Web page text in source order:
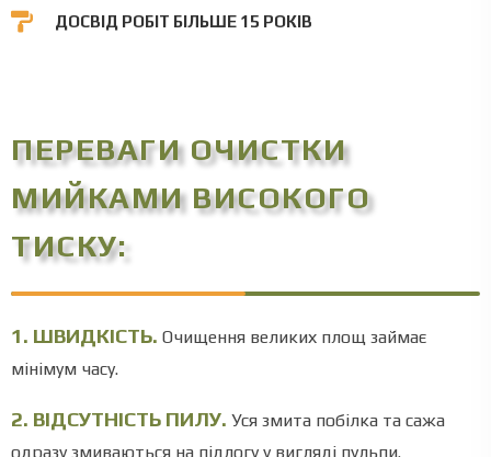
ДОСВІД РОБІТ БІЛЬШЕ 15 РОКІВ
ПЕРЕВАГИ ОЧИСТКИ
МИЙКАМИ ВИСОКОГО
ТИСКУ:
1. ШВИДКІСТЬ. Очищення великих площ займає
мінімум часу.
2. ВІДСУТНІСТЬ ПИЛУ. Уся змита побілка та сажа
одразу змиваються на підлогу у вигляді пульпи.